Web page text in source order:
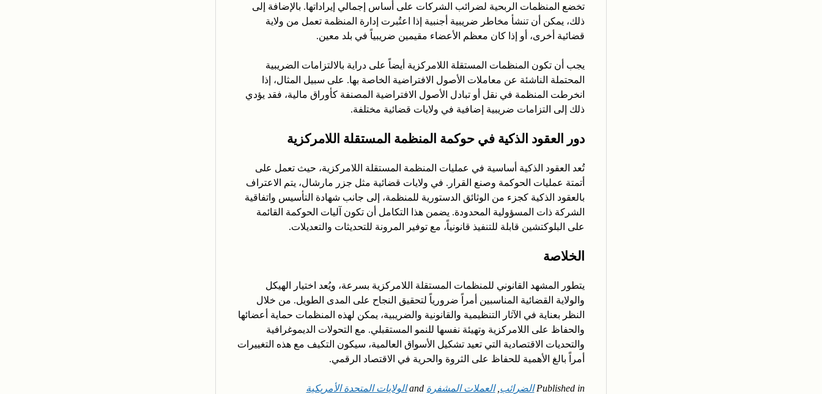
تخضع المنظمات الربحية لضرائب الشركات على أساس إجمالي إيراداتها. بالإضافة إلى
ذلك، يمكن أن تنشأ مخاطر ضريبية أجنبية إذا اعتُبرت إدارة المنظمة تعمل من ولاية
قضائية أخرى، أو إذا كان معظم الأعضاء مقيمين ضريبياً في بلد معين.
يجب أن تكون المنظمات المستقلة اللامركزية أيضاً على دراية بالالتزامات الضريبية
المحتملة الناشئة عن معاملات الأصول الافتراضية الخاصة بها. على سبيل المثال، إذا
انخرطت المنظمة في نقل أو تبادل الأصول الافتراضية المصنفة كأوراق مالية، فقد يؤدي
ذلك إلى التزامات ضريبية إضافية في ولايات قضائية مختلفة.
دور العقود الذكية في حوكمة المنظمة المستقلة اللامركزية
تُعد العقود الذكية أساسية في عمليات المنظمة المستقلة اللامركزية، حيث تعمل على
أتمتة عمليات الحوكمة وصنع القرار. في ولايات قضائية مثل جزر مارشال، يتم الاعتراف
بالعقود الذكية كجزء من الوثائق الدستورية للمنظمة، إلى جانب شهادة التأسيس واتفاقية
الشركة ذات المسؤولية المحدودة. يضمن هذا التكامل أن تكون آليات الحوكمة القائمة
على البلوكتشين قابلة للتنفيذ قانونياً، مع توفير المرونة للتحديثات والتعديلات.
الخلاصة
يتطور المشهد القانوني للمنظمات المستقلة اللامركزية بسرعة، ويُعد اختيار الهيكل
والولاية القضائية المناسبين أمراً ضرورياً لتحقيق النجاح على المدى الطويل. من خلال
النظر بعناية في الآثار التنظيمية والقانونية والضريبية، يمكن لهذه المنظمات حماية أعضائها
والحفاظ على اللامركزية وتهيئة نفسها للنمو المستقبلي. مع التحولات الديموغرافية
والتحديات الاقتصادية التي تعيد تشكيل الأسواق العالمية، سيكون التكيف مع هذه التغييرات
أمراً بالغ الأهمية للحفاظ على الثروة والحرية في الاقتصاد الرقمي.
Published in الضرائب ,العملات المشفرة الولايات المتحدة الأمريكية